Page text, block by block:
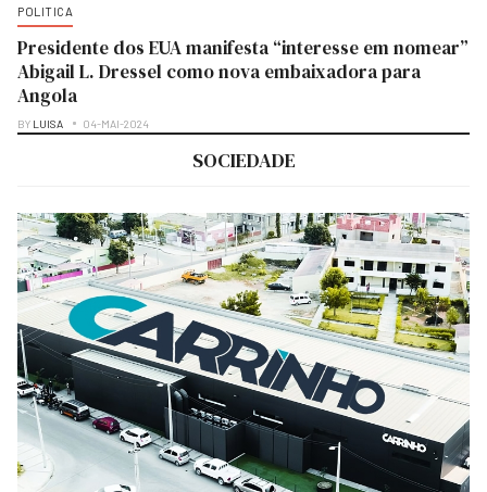
POLITICA
Presidente dos EUA manifesta “interesse em nomear”
Abigail L. Dressel como nova embaixadora para
Angola
BY LUISA 04-MAI-2024
SOCIEDADE